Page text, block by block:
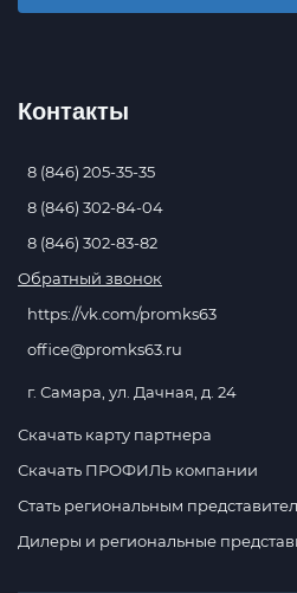
Контакты
8 (846) 205-35-35
8 (846) 302-84-04
8 (846) 302-83-82
Обратный звонок
https://vk.com/promks63
office@promks63.ru
г. Самара, ул. Дачная, д. 24
Скачать карту партнера
Скачать ПРОФИЛЬ компании
Стать региональным
Дилеры и региональные